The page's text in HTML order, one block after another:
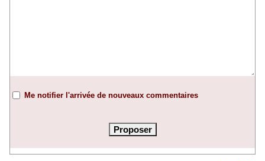
Me notifier l'arrivée de nouveaux commentaires